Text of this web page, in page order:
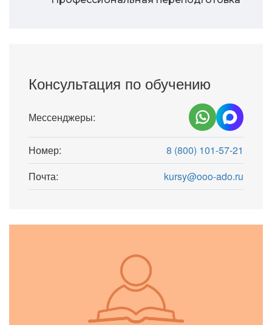
Консультация по обучению
Мессенджеры:
Номер:
8 (800) 101-57-21
Почта:
kursy@ooo-ado.ru